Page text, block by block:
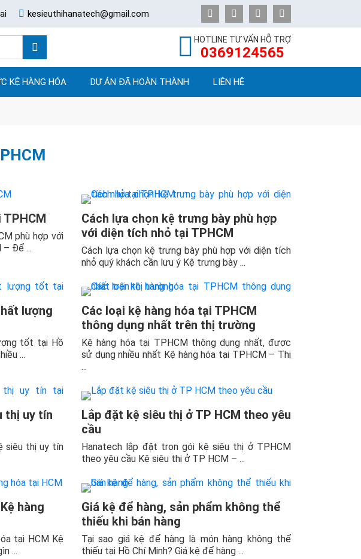
kesieuthihanatech@gmail.com
HOTLINE TƯ VẤN HỖ TRỢ
0369124565
KỆ HÀNG HÓA DỰ ÁN ĐÃ HOÀN THÀNH LIÊN HỆ
phù hợp với
– Để ...
Cách lựa chọn kệ trưng bày phù hợp
với diện tích nhỏ tại TPHCM
Cách lựa chọn kệ trưng bày phù hợp với diện tích
nhỏ quý khách cần lưu ý Kệ trưng bày ...
lượng
tốt tại Hồ
...
Các loại kệ hàng hóa tại TPHCM
thông dụng nhất trên thị trường
Kệ hàng hóa tại TPHCM thông dụng nhất, được
sử dụng nhiều nhất Kệ hàng hóa tại TPHCM – Thị
...
thị uy tín
siêu thị uy tín
Lắp đặt kệ siêu thị ở TP HCM theo yêu
cầu
Hanatech lắp đặt trọn gói kệ siêu thị ở TPHCM
theo yêu cầu Kệ siêu thị ở TP HCM – ...
hàng
tại HCM Kệ
...
Giá kệ để hàng, sản phẩm không thể
thiếu khi bán hàng
Tại sao giá kệ để hàng là món hàng không thể
thiếu tại Hồ Chí Minh? Giá kệ để hàng ...